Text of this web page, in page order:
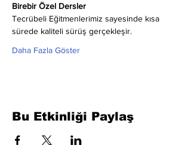
Birebir Özel Dersler
Tecrübeli Eğitmenlerimiz sayesinde kısa
sürede kaliteli sürüş gerçekleşir.
Daha Fazla Göster
Bu Etkinliği Paylaş